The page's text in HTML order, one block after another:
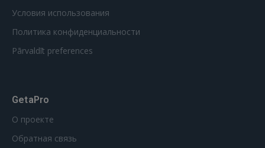
Условия использования
Политика конфиденциальности
Pārvaldīt preferences
GetaPro
О проекте
Обратная связь